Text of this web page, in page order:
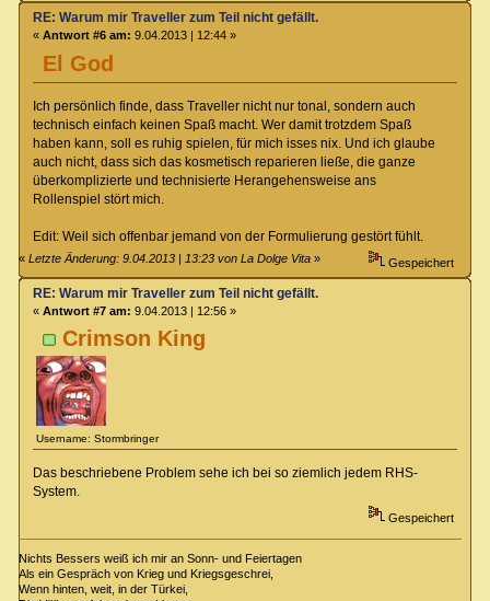
El God
RE: Warum mir Traveller zum Teil nicht gefällt.
« Antwort #6 am: 9.04.2013 | 12:44 »
Ich persönlich finde, dass Traveller nicht nur tonal, sondern auch
technisch einfach keinen Spaß macht. Wer damit trotzdem Spaß
haben kann, soll es ruhig spielen, für mich isses nix. Und ich glaube
auch nicht, dass sich das kosmetisch reparieren ließe, die ganze
überkomplizierte und technisierte Herangehensweise ans
Rollenspiel stört mich.
Edit: Weil sich offenbar jemand von der Formulierung gestört fühlt.
«Letzte Änderung: 9.04.2013 | 13:23 von La Dolge Vita » Gespeichert
Crimson King
Username: Stormbringer
RE: Warum mir Traveller zum Teil nicht gefällt.
« Antwort #7 am: 9.04.2013 | 12:56 »
Das beschriebene Problem sehe ich bei so ziemlich jedem RHS-
System.
Gespeichert
Nichts Bessers weiß ich mir an Sonn- und Feiertagen
Als ein Gespräch von Krieg und Kriegsgeschrei,
Wenn hinten, weit, in der Türkei,